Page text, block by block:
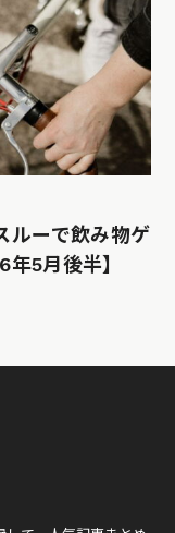
ルーで飲み物ゲ
5月後半】